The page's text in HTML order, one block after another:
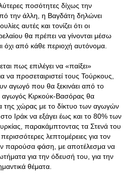
ποσότητες δίχως την
την άλλη, η Βαγδάτη δηλώνει
αυτές και τονίζει ότι οι
θα πρέπει να γίνονται μέσω
όχι από κάθε περιοχή αυτόνομα.
πως επιλέγει να «παίξει»
να προσεταιριστεί τους Τούρκους,
αγωγό που θα ξεκινάει από το
αγωγός Κιρκούκ-Βασόρας θα
της χώρας με το δίκτυο των αγωγών
Ιράκ να εξάγει έως και το 80% των
παρακάμπτοντας τα Στενά του
λεπτομέρειες για τον
παρούσα φάση, με αποτέλεσμα να
για την όδευσή του, για την
θέματα.